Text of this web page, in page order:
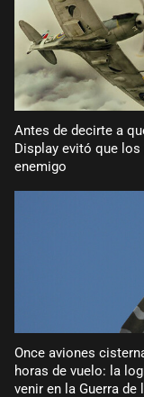
Antes de decirte a
Display evitó que los
enemigo
Once aviones
horas de vuelo: la
venir en la Guerra de